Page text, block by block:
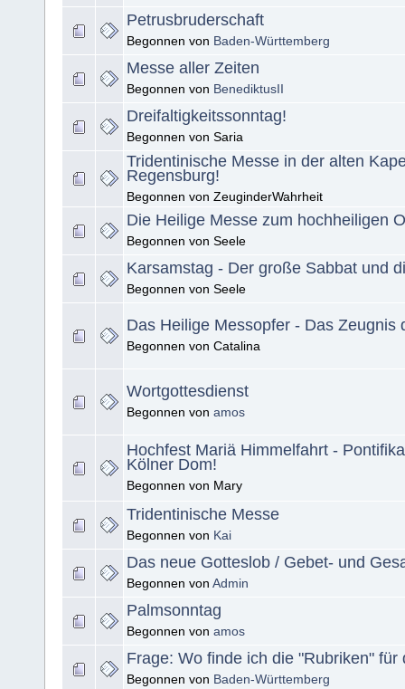
Petrusbruderschaft
Begonnen von Baden-Württemberg
Messe aller Zeiten
Begonnen von BenediktusII
Dreifaltigkeitssonntag!
Begonnen von Saria
Tridentinische Messe in der alten
Regensburg!
Begonnen von ZeuginderWahrheit
Die Heilige Messe zum hochheiligen
Begonnen von Seele
Karsamstag - Der große Sabbat und
Begonnen von Seele
Das Heilige Messopfer - Das Zeugnis
Begonnen von Catalina
Wortgottesdienst
Begonnen von amos
Hochfest Mariä Himmelfahrt -
Kölner Dom!
Begonnen von Mary
Tridentinische Messe
Begonnen von Kai
Das neue Gotteslob / Gebet- und
Begonnen von Admin
Palmsonntag
Begonnen von amos
Frage: Wo finde ich die "Rubriken" für
Begonnen von Baden-Württemberg